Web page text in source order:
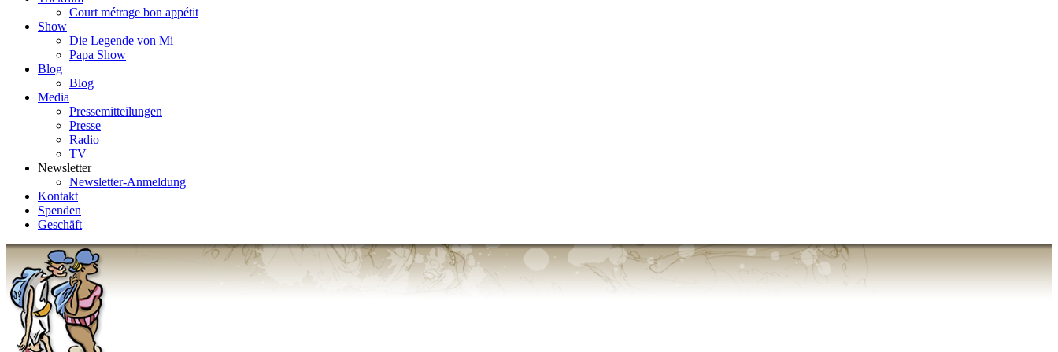
Court métrage bon appétit
Show
Die Legende von Mi
Papa Show
Blog
Blog
Media
Pressemitteilungen
Presse
Radio
TV
Newsletter
Newsletter-Anmeldung
Kontakt
Spenden
Geschäft